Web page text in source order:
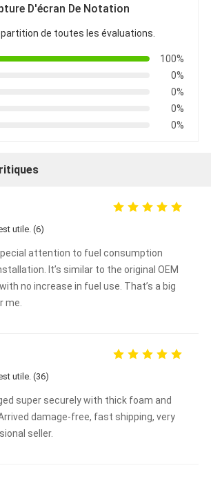
D'écran De Notation
de toutes les évaluations.
100%
0%
0%
0%
0%
utile. (6)
attention to fuel consumption
It’s similar to the original OEM
no increase in fuel use. That’s a big
me.
utile. (36)
super securely with thick foam and
damage-free, fast shipping, very
seller.